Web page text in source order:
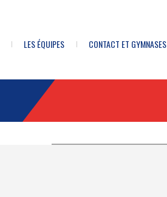
LES ÉQUIPES CONTACT ET GYMNASES